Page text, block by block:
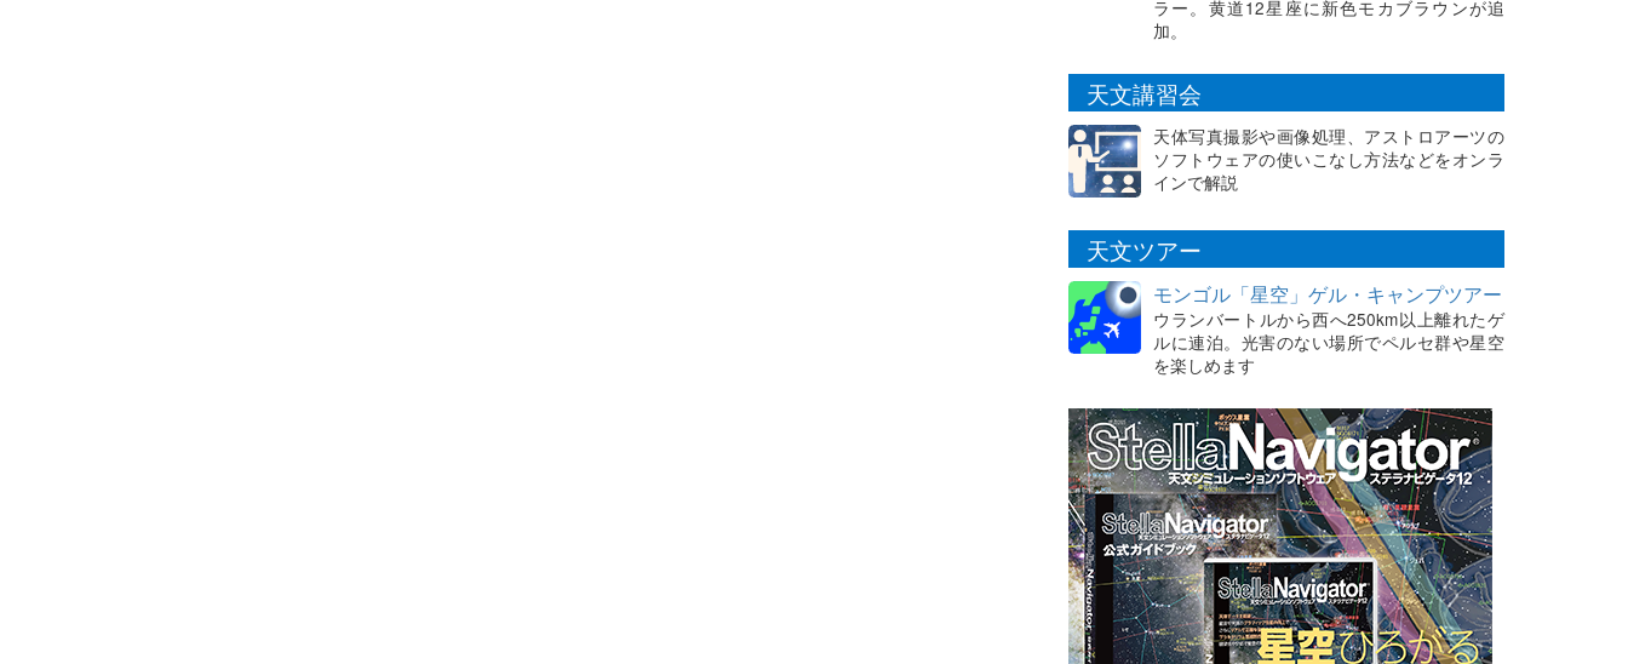
ラー。黄道12星座に新色モカブラウンが追
加。
天文講習会
天体写真撮影や画像処理、アストロアーツの
ソフトウェアの使いこなし方法などをオンラ
インで解説
天文ツアー
モンゴル「星空」ゲル・キャンプツアー
ウランバートルから西へ250km以上離れたゲ
ルに連泊。光害のない場所でペルセ群や星空
を楽しめます